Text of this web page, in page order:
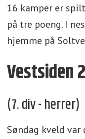
16 kamper er
på tre poeng. I
hjemme på
Vestsiden
(7. div - herrer)
Søndag kveld